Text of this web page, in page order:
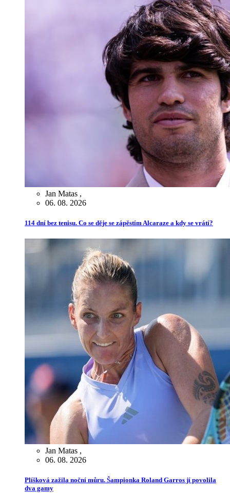
Jan Matas ,
06. 08. 2026
114 dní bez tenisu. Co se děje se zápěstím Alcaraze a kdy se vrátí?
Jan Matas ,
06. 08. 2026
Plíšková zažila noční můru. Šampionka Roland Garros jí povolila
dva gamy